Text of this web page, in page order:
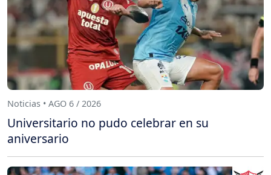
Noticias • AGO 6 / 2026
Universitario no pudo celebrar en su
aniversario